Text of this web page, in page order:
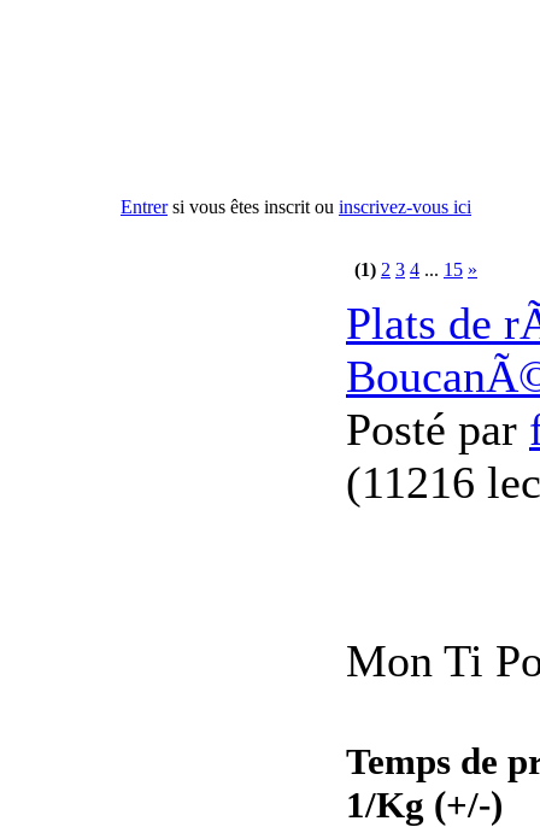
Entrersi vous êtes inscrit ou inscrivez-vous ici
(1) 2 3 4 ... 15 »
Plats de
Posté par
(11216
Mon Ti
Temps de
1/Kg (+/-)